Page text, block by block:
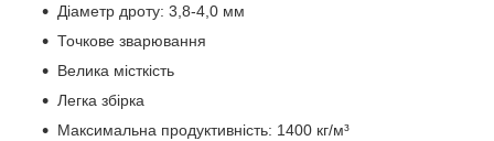
Діаметр дроту: 3,8-4,0 мм
Точкове зварювання
Велика місткість
Легка збірка
Максимальна продуктивність: 1400 кг/м³